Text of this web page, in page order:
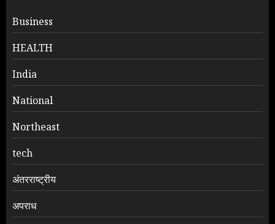
Business
HEALTH
India
National
Northeast
tech
अंतरराष्ट्रीय
अपराध